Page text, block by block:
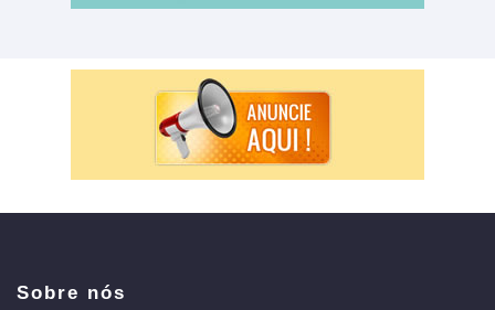
Sobre nós